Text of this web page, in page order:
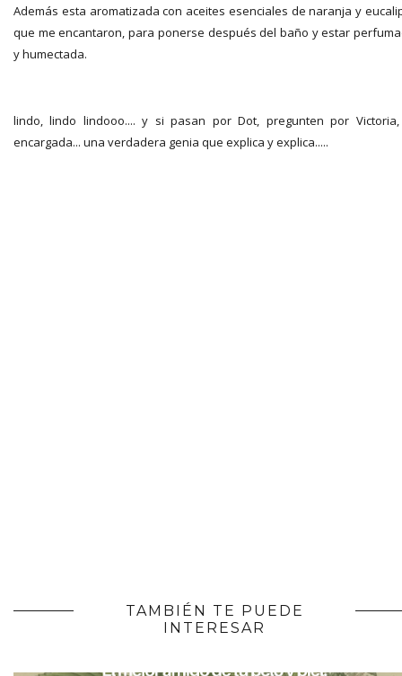
Además esta aromatizada con aceites esenciales de naranja y
que me encantaron, para ponerse después del baño y estar
y humectada.
lindo, lindo lindooo.... y si pasan por Dot, pregunten por
encargada... una verdadera genia que explica y explica.....
TAMBIÉN TE PUEDE
INTERESAR